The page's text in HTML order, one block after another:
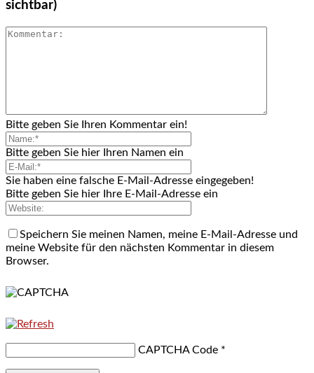
sichtbar)
Bitte geben Sie Ihren Kommentar ein!
Bitte geben Sie hier Ihren Namen ein
Sie haben eine falsche E-Mail-Adresse eingegeben!
Bitte geben Sie hier Ihre E-Mail-Adresse ein
Speichern Sie meinen Namen, meine E-Mail-Adresse und
meine Website für den nächsten Kommentar in diesem
Browser.
CAPTCHA Code *